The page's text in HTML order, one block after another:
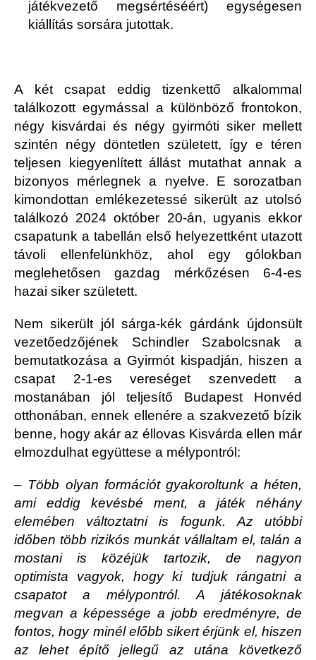
játékvezető megsértéséért) egységesen
kiállítás sorsára jutottak.
A két csapat eddig tizenkettő alkalommal
találkozott egymással a különböző frontokon,
négy kisvárdai és négy gyirmóti siker mellett
szintén négy döntetlen született, így e téren
teljesen kiegyenlített állást mutathat annak a
bizonyos mérlegnek a nyelve. E sorozatban
kimondottan emlékezetessé sikerült az utolsó
találkozó 2024 október 20-án, ugyanis ekkor
csapatunk a tabellán első helyezettként utazott
távoli ellenfelünkhöz, ahol egy gólokban
meglehetősen gazdag mérkőzésen 6-4-es
hazai siker született.
Nem sikerült jól sárga-kék gárdánk újdonsült
vezetőedzőjének Schindler Szabolcsnak a
bemutatkozása a Gyirmót kispadján, hiszen a
csapat 2-1-es vereséget szenvedett a
mostanában jól teljesítő Budapest Honvéd
otthonában, ennek ellenére a szakvezető bízik
benne, hogy akár az éllovas Kisvárda ellen már
elmozdulhat együttese a mélypontról:
– Több olyan formációt gyakoroltunk a héten,
ami eddig kevésbé ment, a játék néhány
elemében változtatni is fogunk.
Az utóbbi
időben több rizikós munkát vállaltam el, talán a
mostani is közéjük tartozik, de nagyon
optimista vagyok, hogy ki tudjuk rángatni a
csapatot a mélypontról. A játékosoknak
megvan a képessége a jobb eredményre, de
fontos, hogy minél előbb sikert érjünk el, hiszen
az lehet építő jellegű az utána következő